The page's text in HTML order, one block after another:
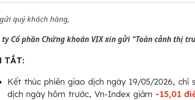
quý khách hàng,
ty Cổ phần Chứng khoán VIX xin gửi “Toàn cảnh thị
TẮT:
Kết thúc phiên giao dịch ngày 19/05/2026, chỉ
dịch ngày hôm trước, Vn-Index giảm -15,01